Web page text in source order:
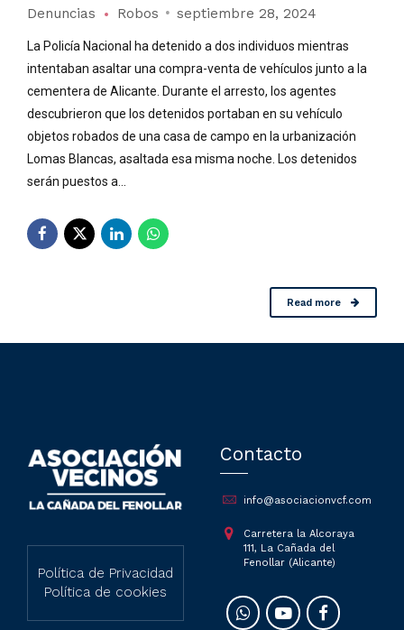
Denuncias Robos septiembre 28, 2024
La Policía Nacional ha detenido a dos individuos mientras
intentaban asaltar una compra-venta de vehículos junto a la
cementera de Alicante. Durante el arresto, los agentes
descubrieron que los detenidos portaban en su vehículo
objetos robados de una casa de campo en la urbanización
Lomas Blancas, asaltada esa misma noche. Los detenidos
serán puestos a...
Read more
Política de Privacidad
Política de cookies
Contacto
info@asociacionvcf.com
Carretera la Alcoraya
111, La Cañada del
Fenollar (Alicante)